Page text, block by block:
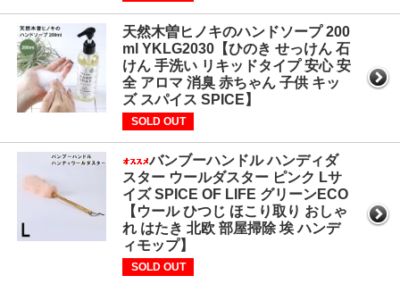
天然木曽ヒノキのハンドソープ 200
ml YKLG2030【ひのき せっけん 石
けん 手洗い リキッドタイプ 安心 安
全 アロマ 消臭 赤ちゃん 子供 キッ
ズ スパイス SPICE】
SOLD OUT
バンブーハンドル ハンディダ
スター ウールダスター ピンク Lサ
イズ SPICE OF LIFE グリーンECO
【ウール ひつじ ほこり取り おしゃ
れ はたき 北欧 部屋掃除 埃 ハンデ
ィモップ】
SOLD OUT